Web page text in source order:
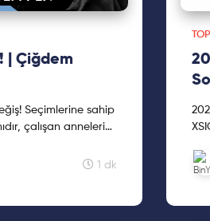
| Çiğdem
Seçimlerine sahip
çalışan annelerin
1 dk